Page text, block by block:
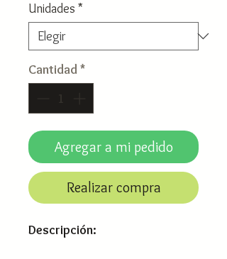
Unidades *
Cantidad *
Agregar a mi pedido
Realizar compra
Descripción: